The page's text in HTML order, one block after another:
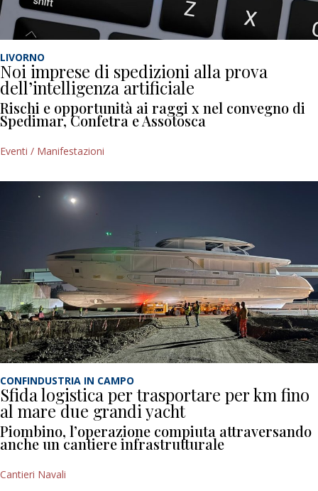
LIVORNO
Noi imprese di spedizioni alla prova
dell’intelligenza artificiale
Rischi e opportunità ai raggi x nel convegno di
Spedimar, Confetra e Assotosca
Eventi / Manifestazioni
CONFINDUSTRIA IN CAMPO
Sfida logistica per trasportare per km fino
al mare due grandi yacht
Piombino, l’operazione compiuta attraversando
anche un cantiere infrastrutturale
Cantieri Navali